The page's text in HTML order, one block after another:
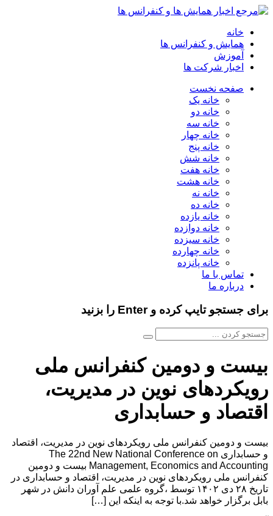
خانه
همایش و کنفرانس ها
آموزش
اخبار شرکت ها
صفحه نخست
خانه یک
خانه دو
خانه سه
خانه چهار
خانه پنج
خانه شش
خانه هفت
خانه هشت
خانه نه
خانه ده
خانه یازده
خانه دوازده
خانه سیزده
خانه چهارده
خانه پانزده
تماس با ما
درباره ما
برای جستجو تایپ کرده و Enter را بزنید
بیست و دومین کنفرانس ملی
رویکردهای نوین در مدیریت،
اقتصاد و حسابداری
بیست و دومین کنفرانس ملی رویکردهای نوین در مدیریت، اقتصاد
و حسابداری The 22nd New National Conference on
Management, Economics and Accounting بیست و دومین
کنفرانس ملی رویکردهای نوین در مدیریت، اقتصاد و حسابداری در
تاریخ ۲۸ دی ۱۴۰۲ توسط ،گروه علمی علم آوران دانش در شهر
بابل برگزار خواهد شد.با توجه به اینکه این […]